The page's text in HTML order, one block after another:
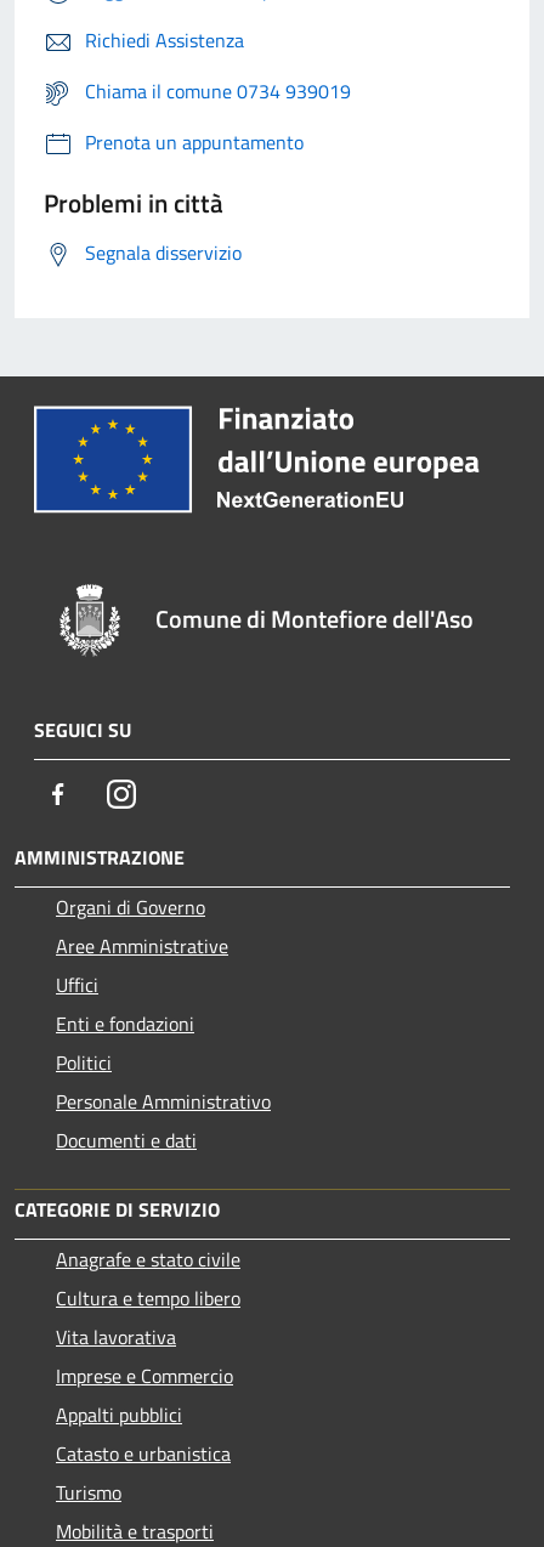
Richiedi Assistenza
Chiama il comune 0734 939019
Prenota un appuntamento
Problemi in città
Segnala disservizio
Comune di Montefiore dell'Aso
SEGUICI SU
FacebookInstagram
AMMINISTRAZIONE
Organi di Governo
Aree Amministrative
Uffici
Enti e fondazioni
Politici
Personale Amministrativo
Documenti e dati
CATEGORIE DI SERVIZIO
Anagrafe e stato civile
Cultura e tempo libero
Vita lavorativa
Imprese e Commercio
Appalti pubblici
Catasto e urbanistica
Turismo
Mobilità e trasporti